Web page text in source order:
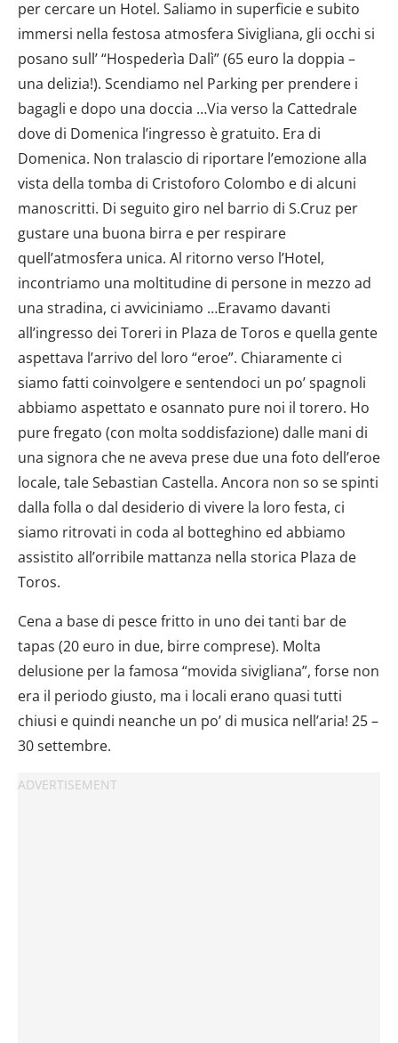
Utilizziamo i cookie per personalizzare contenuti ed
annunci, per fornire funzionalità dei social media e per
analizzare il nostro traffico. Condividiamo inoltre
informazioni sul modo in cui utilizzi il nostro sito con i
nostri partner che si occupano di analisi dei dati web,
pubblicità e social media, i quali potrebbero combinarle
con altre informazioni che hai fornito loro o che hanno
per cercare un Hotel. Saliamo in superficie e subito
immersi nella festosa atmosfera Sivigliana, gli occhi si
posano sull’ “Hospederìa Dalì” (65 euro la doppia –
una delizia!). Scendiamo nel Parking per prendere i
bagagli e dopo una doccia …Via verso la Cattedrale
dove di Domenica l’ingresso è gratuito. Era di
Domenica. Non tralascio di riportare l’emozione alla
vista della tomba di Cristoforo Colombo e di alcuni
manoscritti. Di seguito giro nel barrio di S.Cruz per
gustare una buona birra e per respirare
quell’atmosfera unica. Al ritorno verso l’Hotel,
incontriamo una moltitudine di persone in mezzo ad
una stradina, ci avviciniamo …Eravamo davanti
all’ingresso dei Toreri in Plaza de Toros e quella gente
aspettava l’arrivo del loro “eroe”. Chiaramente ci
siamo fatti coinvolgere e sentendoci un po’ spagnoli
abbiamo aspettato e osannato pure noi il torero. Ho
pure fregato (con molta soddisfazione) dalle mani di
una signora che ne aveva prese due una foto dell’eroe
locale, tale Sebastian Castella. Ancora non so se spinti
dalla folla o dal desiderio di vivere la loro festa, ci
siamo ritrovati in coda al botteghino ed abbiamo
assistito all’orribile mattanza nella storica Plaza de
Toros.
Cena a base di pesce fritto in uno dei tanti bar de
tapas (20 euro in due, birre comprese). Molta
delusione per la famosa “movida sivigliana”, forse non
era il periodo giusto, ma i locali erano quasi tutti
chiusi e quindi neanche un po’ di musica nell’aria! 25 –
30 settembre.